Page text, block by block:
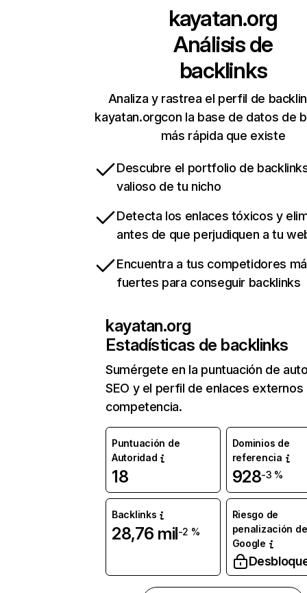
kayatan.org
Análisis de
backlinks
Analiza y rastrea el perfil de
kayatan.orgcon la base de datos de
más rápida que existe
Descubre el portfolio de
valioso de tu nicho
Detecta los enlaces tóxicos y
antes de que perjudiquen a tu
Encuentra a tus competidores
fuertes para conseguir backlinks
kayatan.org
Estadísticas de backlinks
Sumérgete en la puntuación de
SEO y el perfil de enlaces externos
competencia.
Puntuación de
Autoridad
18
Dominios de
referencia
928-3 %
Backlinks
28,76 mil-2 %
Riesgo de
penalización de
Google